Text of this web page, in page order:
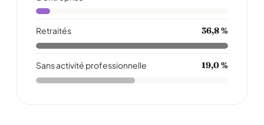
Retraités 36,8 %
Sans activité professionnelle 19,0 %